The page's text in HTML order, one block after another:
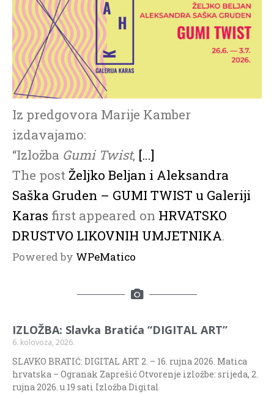
Iz predgovora Marije Kamber
izdavajamo:
“Izložba Gumi Twist, […]
The postŽeljko Beljan i Aleksandra
Saška Gruden – GUMI TWIST u Galeriji
Karas first appeared on HRVATSKO
DRUSTVO LIKOVNIH UMJETNIKA.
Powered by WPeMatico
IZLOŽBA: Slavka Bratića “DIGITAL ART”
6. kolovoza, 2026.
SLAVKO BRATIĆ: DIGITAL ART 2. – 16. rujna 2026. Matica
hrvatska – Ogranak Zaprešić Otvorenje izložbe: srijeda, 2.
rujna 2026. u 19 sati Izložba Digital